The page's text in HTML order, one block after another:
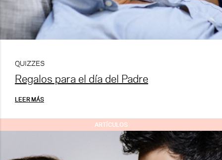
QUIZZES
Regalos para el día del Padre
LEER MÁS
ARTÍCULOS